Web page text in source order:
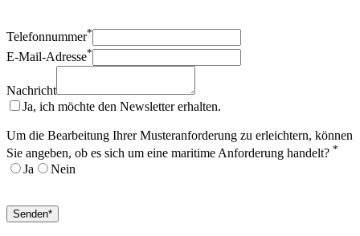
Telefonnummer*
E-Mail-Adresse*
Nachricht
Ja, ich möchte den Newsletter erhalten.
Um die Bearbeitung Ihrer Musteranforderung zu erleichtern, können
Sie angeben, ob es sich um eine maritime Anforderung handelt? *
Ja Nein